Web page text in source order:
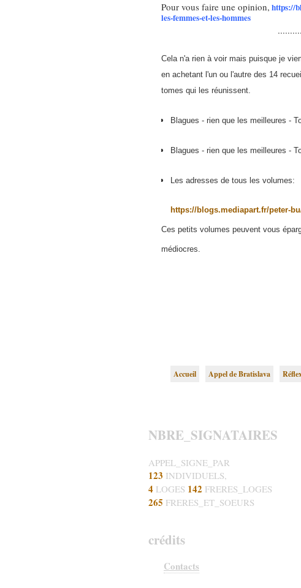
Pour vous faire une opinion, https://
les-femmes-et-les-hommes
Cela n'a rien à voir mais puisque je
en achetant l'un ou l'autre des 14
tomes qui les réunissent.
Blagues - rien que les meilleures -
Blagues - rien que les meilleures -
Les adresses de tous les volumes:
https://blogs.mediapart.fr/peter-
Ces petits volumes peuvent vous
médiocres.
Accueil Appel de Bratislava
NBRE_SIGNATAIRES
APPEL_SIGNE_PAR
123 INDIVIDUELS,
4 LOGES 142 FRERES_LOGES
265 FRERES_ET_SOEURS
crédits
Contacts